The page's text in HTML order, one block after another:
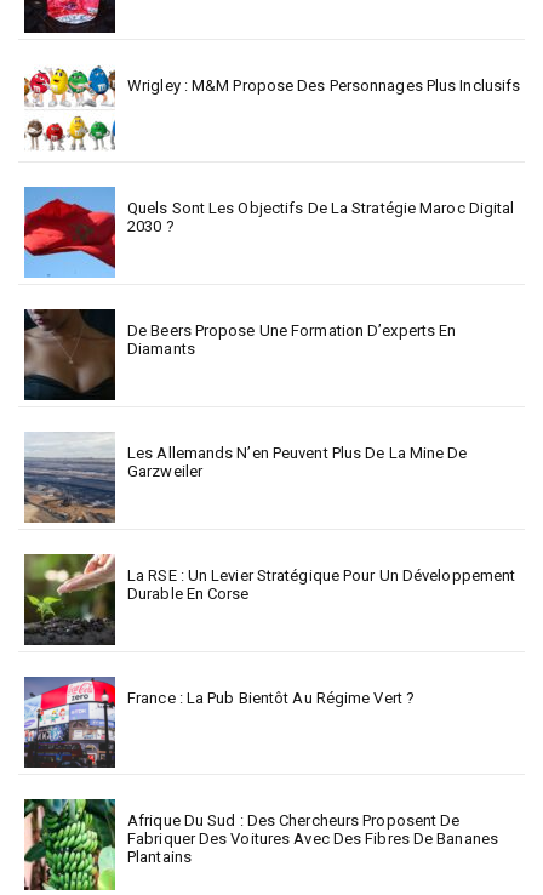
Wrigley : M&M Propose Des Personnages Plus Inclusifs
Quels Sont Les Objectifs De La Stratégie Maroc Digital
2030 ?
De Beers Propose Une Formation D’experts En
Diamants
Les Allemands N’en Peuvent Plus De La Mine De
Garzweiler
La RSE : Un Levier Stratégique Pour Un Développement
Durable En Corse
France : La Pub Bientôt Au Régime Vert ?
Afrique Du Sud : Des Chercheurs Proposent De
Fabriquer Des Voitures Avec Des Fibres De Bananes
Plantains